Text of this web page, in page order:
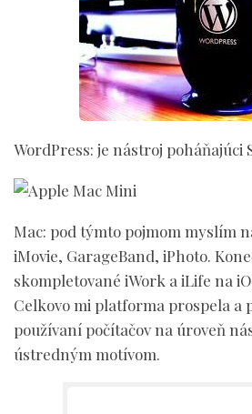
WordPress: je nástroj poháňajúci
Mac: pod týmto pojmom myslím
iMovie, GarageBand, iPhoto.
skompletované iWork a iLife na
Celkovo mi platforma prospela a
používaní počítačov na úroveň
ústredným motívom.